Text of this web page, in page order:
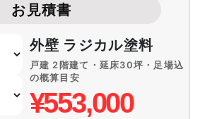
お見積書
外壁 ラジカル塗料
戸建 2階建て・延床30坪・足場込
の概算目安
¥553,000